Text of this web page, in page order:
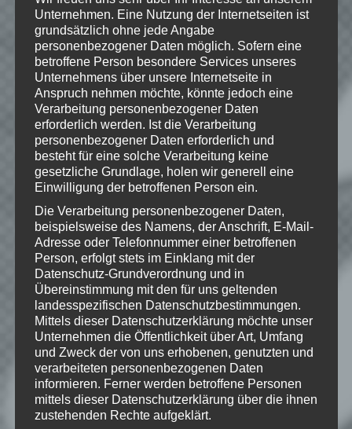
© 2002-2016 Take-Two Interactive
Software, Inc. Developed by Irrational
Games. BioShock, BioShock Infinite,
Irrational Games, 2K Games and their
respective logos are trademarks of Take-
Two Interactive Software, Inc. All other
trademarks are property of their
respective owners.
Wie gefällt dir dieser Beitrag?
Klicke hier und lasse
eine Bewertung da!
Schreibe einen Kommentar
Deine E-Mail-Adresse wird nicht
veröffentlicht. Erforderliche Felder
sind mit*markiert
Kommentar *
Unternehmen. Eine Nutzung der Internetseiten ist
grundsätzlich ohne jede Angabe
personenbezogener Daten möglich. Sofern eine
betroffene Person besondere Services unseres
Unternehmens über unsere Internetseite in
Anspruch nehmen möchte, könnte jedoch eine
Verarbeitung personenbezogener Daten
erforderlich werden. Ist die Verarbeitung
personenbezogener Daten erforderlich und
besteht für eine solche Verarbeitung keine
gesetzliche Grundlage, holen wir generell eine
Einwilligung der betroffenen Person ein.
Die Verarbeitung personenbezogener Daten,
beispielsweise des Namens, der Anschrift, E-Mail-
Adresse oder Telefonnummer einer betroffenen
Person, erfolgt stets im Einklang mit der
Datenschutz-Grundverordnung und in
Übereinstimmung mit den für uns geltenden
landesspezifischen Datenschutzbestimmungen.
Mittels dieser Datenschutzerklärung möchte unser
Unternehmen die Öffentlichkeit über Art, Umfang
und Zweck der von uns erhobenen, genutzten und
verarbeiteten personenbezogenen Daten
informieren. Ferner werden betroffene Personen
mittels dieser Datenschutzerklärung über die ihnen
zustehenden Rechte aufgeklärt.